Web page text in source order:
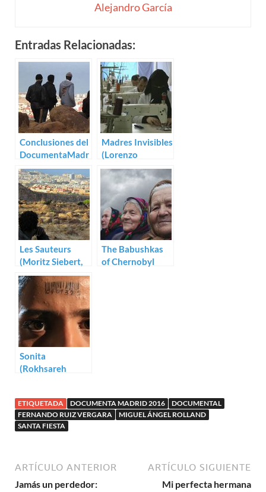
Alejandro García
Entradas Relacionadas:
Conclusiones del
DocumentaMadr
id 2016
Madres Invisibles
(Lorenzo
Benítez)
Les Sauteurs
(Moritz Siebert,
Estephan
Wagner, Abou
Bakar Sidibe)
The Babushkas
of Chernobyl
Sonita
(Rokhsareh
ETIQUETADA DOCUMENTA MADRID 2016
DOCUMENTAL
FERNANDO RUIZ VERGARA
MIGUEL ÁNGEL ROLLAND
SANTA FIESTA
ARTÍCULO ANTERIOR
Jamás un perdedor:
ARTÍCULO SIGUIENTE
Mi perfecta hermana